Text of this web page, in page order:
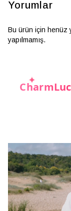
Yorumlar
Bu ürün için henüz
yapılmamış.